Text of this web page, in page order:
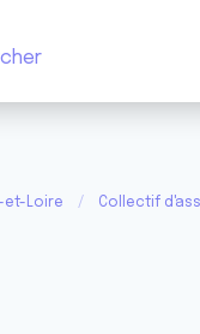
et-Loire Collectif